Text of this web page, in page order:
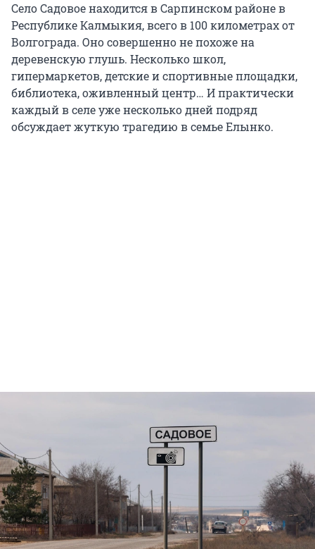
Село Садовое находится в Сарпинском районе в
Республике Калмыкия, всего в 100 километрахот
Волгограда. Оно совершенно не похоже на
деревенскую глушь. Несколько школ,
гипермаркетов, детские и спортивные площадки,
библиотека, оживленный центр… И практически
каждый в селе уже несколько дней подряд
обсуждает жуткую трагедию в семье Елынко.